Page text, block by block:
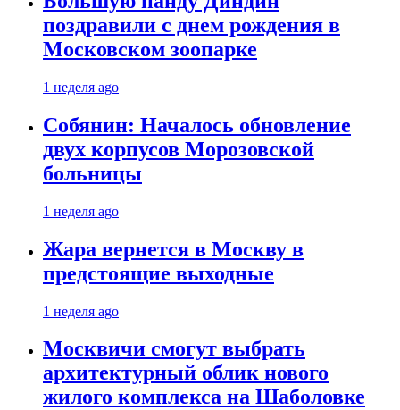
поздравили с днем рождения в
Московском зоопарке
1 неделя ago
Собянин: Началось обновление
двух корпусов Морозовской
больницы
1 неделя ago
Жара вернется в Москву в
предстоящие выходные
1 неделя ago
Москвичи смогут выбрать
архитектурный облик нового
жилого комплекса на Шаболовке